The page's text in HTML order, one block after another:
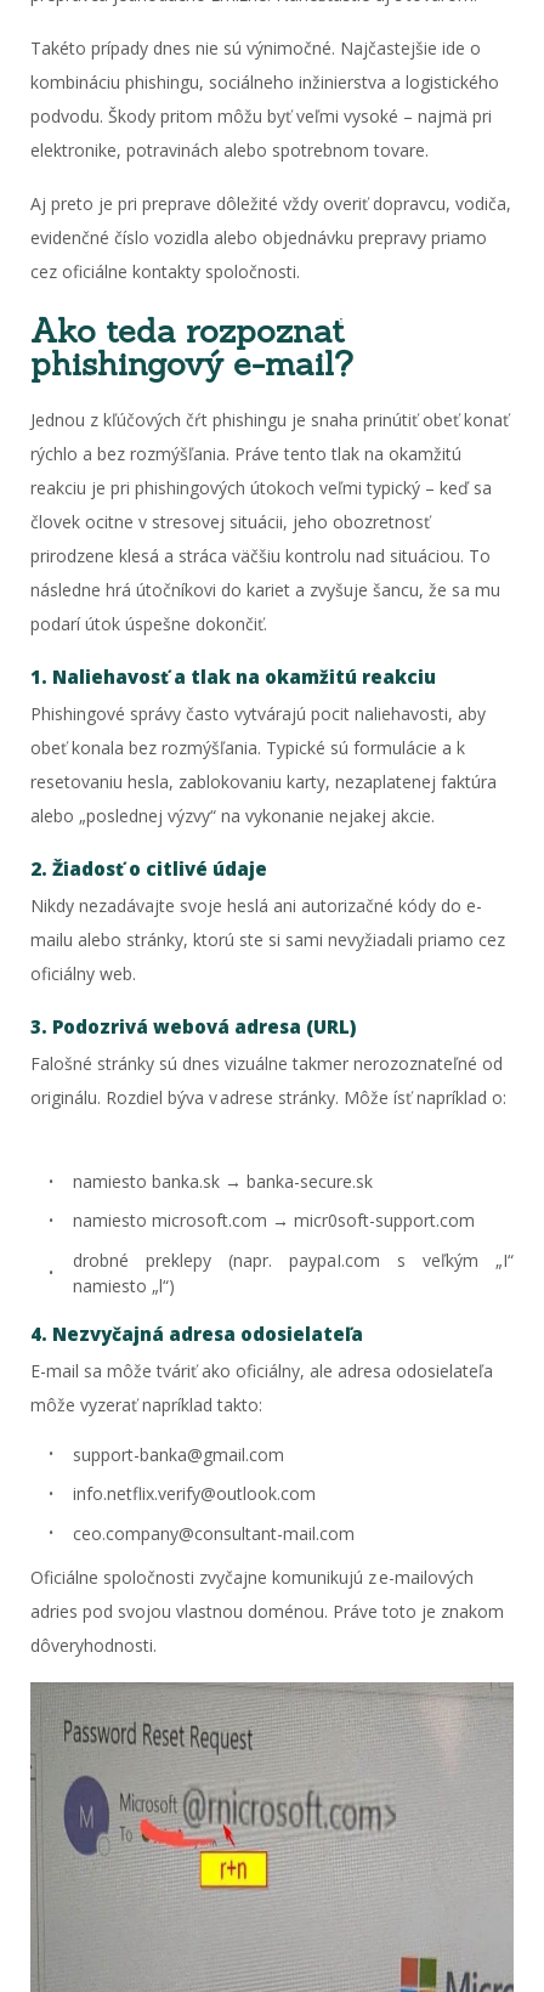
Takéto prípady dnes nie sú výnimočné. Najčastejšie ide o
kombináciu phishingu, sociálneho inžinierstva a logistického
podvodu. Škody pritom môžu byť veľmi vysoké – najmä pri
elektronike, potravinách alebo spotrebnom tovare.
Aj preto je pri preprave dôležité vždy overiť dopravcu, vodiča,
evidenčné číslo vozidla alebo objednávku prepravy priamo
cez oficiálne kontakty spoločnosti.
Ako teda rozpoznať
phishingový e-mail?
Jednou z kľúčových čŕt phishingu je snaha prinútiť obeť konať
rýchlo a bez rozmýšľania. Práve tento tlak na okamžitú
reakciu je pri phishingových útokoch veľmi typický – keď sa
človek ocitne v stresovej situácii, jeho obozretnosť
prirodzene klesá a stráca väčšiu kontrolu nad situáciou. To
následne hrá útočníkovi do kariet a zvyšuje šancu, že sa mu
podarí útok úspešne dokončiť.
1. Naliehavosť a tlak na okamžitú reakciu
Phishingové správy často vytvárajú pocit naliehavosti, aby
obeť konala bez rozmýšľania. Typické sú formulácie a k
resetovaniu hesla, zablokovaniu karty, nezaplatenej faktúra
alebo „poslednej výzvy“ na vykonanie nejakej akcie.
2. Žiadosť o citlivé údaje
Nikdy nezadávajte svoje heslá ani autorizačné kódy do e-
mailu alebo stránky, ktorú ste si sami nevyžiadali priamo cez
oficiálny web.
3. Podozrivá webová adresa (URL)
Falošné stránky sú dnes vizuálne takmer nerozoznateľné od
originálu. Rozdiel býva v adrese stránky. Môže ísť napríklad o:
namiesto banka.sk → banka-secure.sk
namiesto microsoft.com → micr0soft-support.com
drobné preklepy (napr. paypaI.com s veľkým „I“
namiesto „l“)
4. Nezvyčajná adresa odosielateľa
E-mail sa môže tváriť ako oficiálny, ale adresa odosielateľa
môže vyzerať napríklad takto:
support-banka@gmail.com
info.netflix.verify@outlook.com
ceo.company@consultant-mail.com
Oficiálne spoločnosti zvyčajne komunikujú z e-mailových
adries pod svojou vlastnou doménou. Práve toto je znakom
dôveryhodnosti.